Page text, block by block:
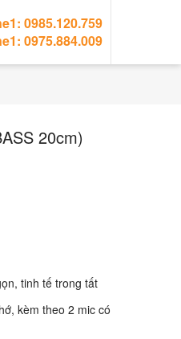
0985.120.759
0975.884.009
20cm)
tinh tế trong tất
kèm theo 2 mic có
với mình nhé!